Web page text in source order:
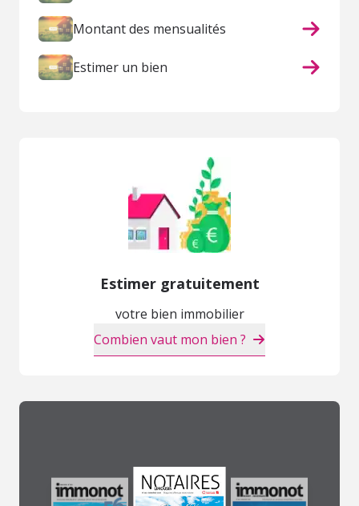
Montant des mensualités
Estimer un bien
Estimer gratuitement
votre bien immobilier
Combien vaut mon bien ?